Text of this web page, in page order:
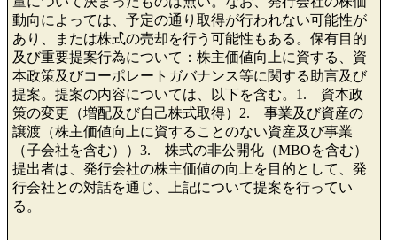
動向によっては、予定の通り取得が行われない可能性が
あり、または株式の売却を行う可能性もある。保有目的
及び重要提案行為について：株主価値向上に資する、資
本政策及びコーポレートガバナンス等に関する助言及び
提案。提案の内容については、以下を含む。1. 資本政
策の変更（増配及び自己株式取得）2. 事業及び資産の
譲渡（株主価値向上に資することのない資産及び事業
（子会社を含む））3. 株式の非公開化（MBOを含む）
提出者は、発行会社の株主価値の向上を目的として、発
行会社との対話を通じ、上記について提案を行ってい
る。